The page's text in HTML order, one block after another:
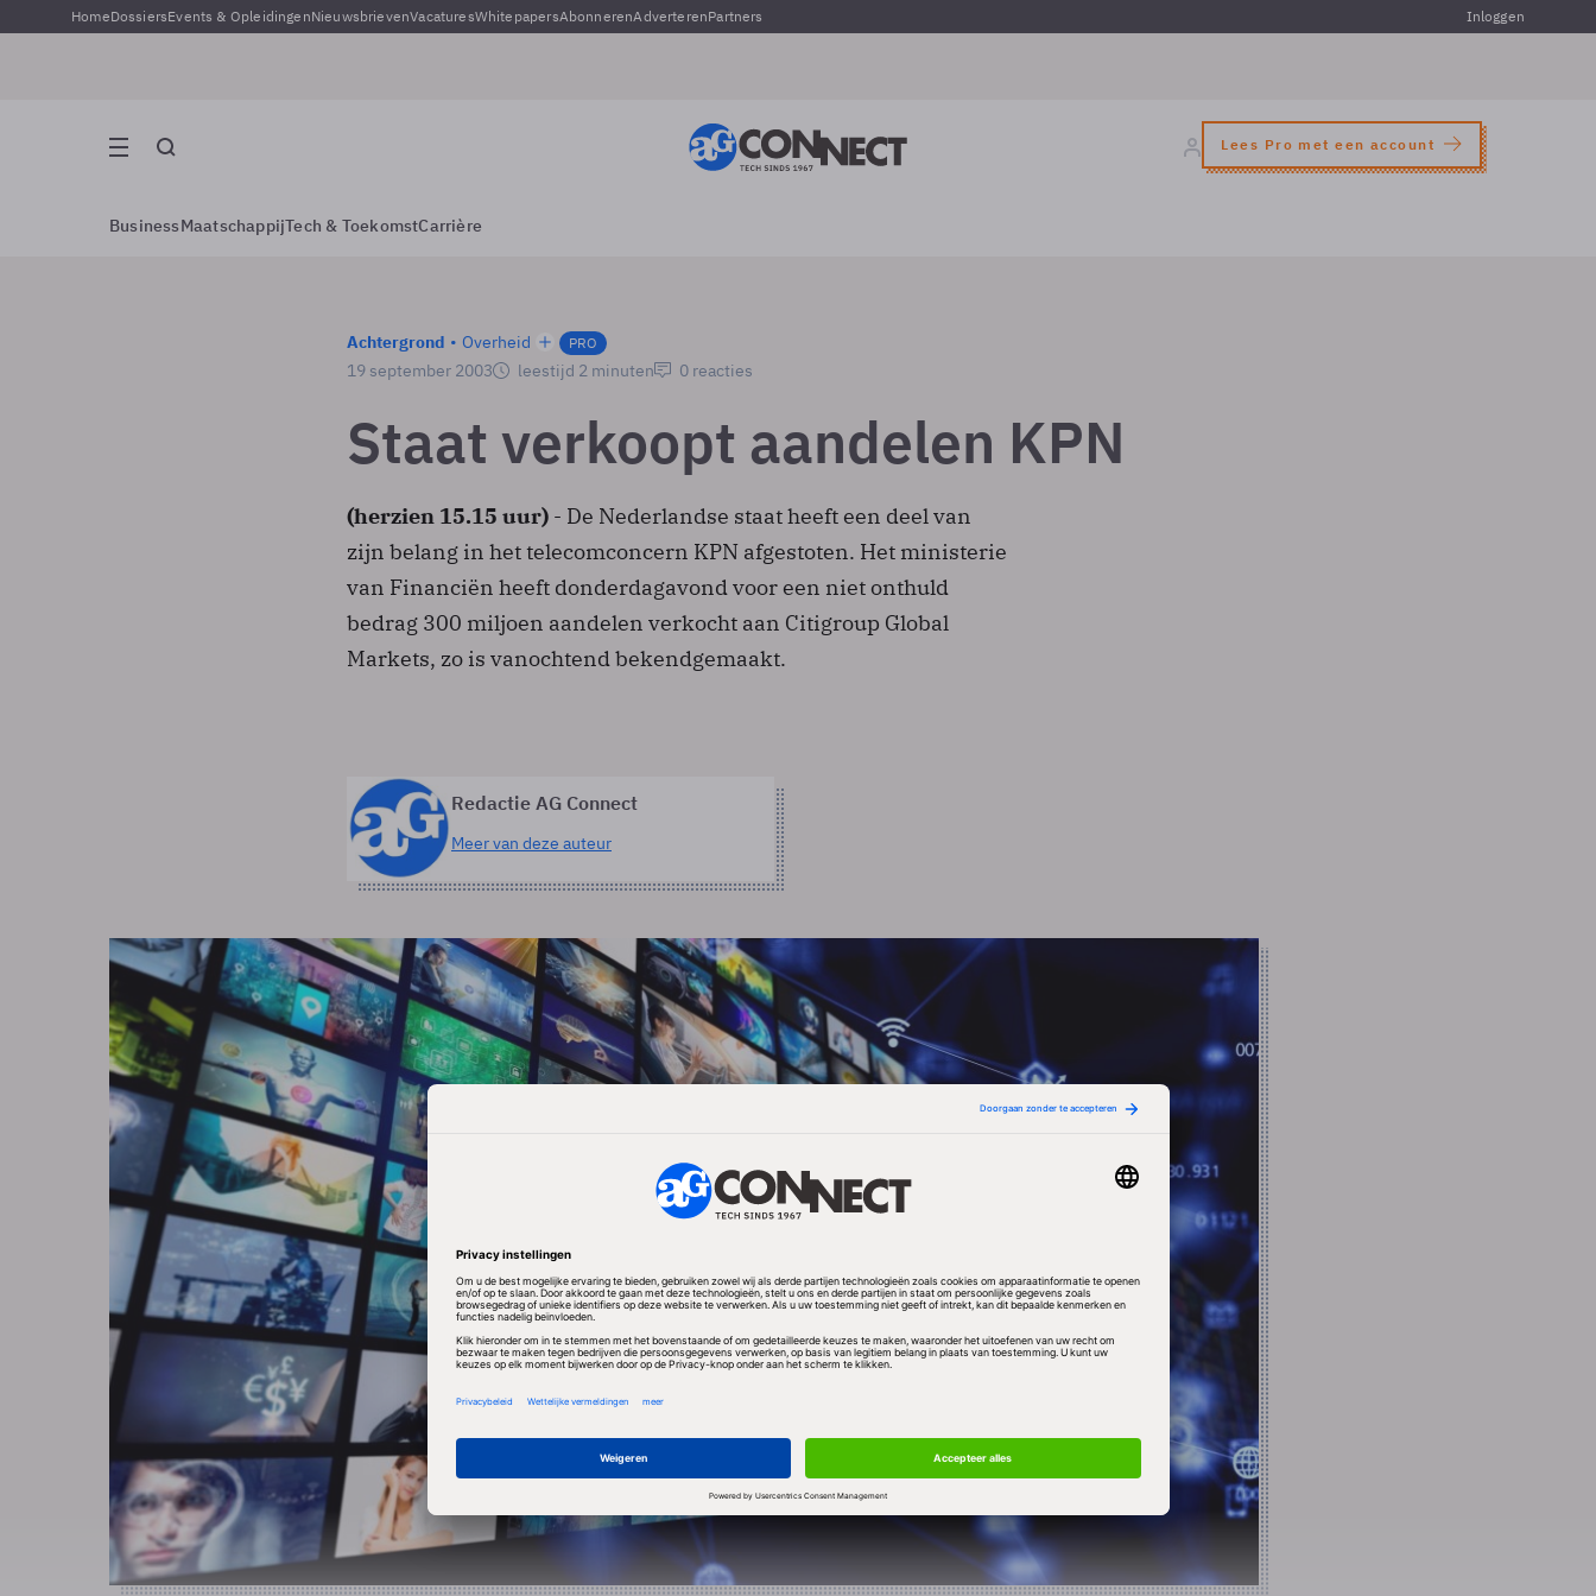
HomeDossiersEvents & OpleidingenNieuwsbrievenVacaturesWhitepapersAbonnerenAdverterenPartners Inloggen
Lees Pro met een account
BusinessMaatschappijTech & ToekomstCarrière
Achtergrond Overheid PRO
19 september 2003 leestijd 2 minuten 0 reacties
Staat verkoopt aandelen KPN
(herzien 15.15 uur) - De Nederlandse staat heeft een deel van
zijn belang in het telecomconcern KPN afgestoten. Het ministerie
van Financiën heeft donderdagavond voor een niet onthuld
bedrag 300 miljoen aandelen verkocht aan Citigroup Global
Markets, zo is vanochtend bekendgemaakt.
Redactie AG Connect
Meer van deze auteur